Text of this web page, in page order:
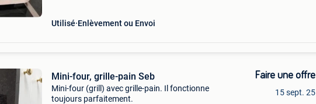
Utilisé Enlèvement ou Envoi
Mini-four, grille-pain Seb
Mini-four (grill) avec grille-pain. Il fonctionne
toujours parfaitement.
Faire une offre
15 sept. 25